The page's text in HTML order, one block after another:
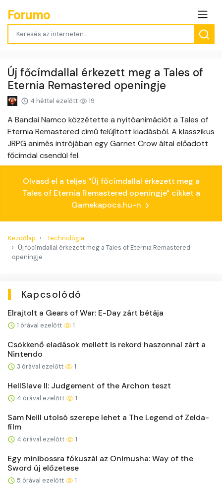
Forumo
Új főcímdallal érkezett meg a Tales of
Eternia Remastered openingje
4 héttel ezelőtt 19
A Bandai Namco közzétette a nyitóanimációt a Tales of
Eternia Remastered című felújított kiadásból. A klasszikus
JRPG animés intrójában egy Garnet Crow által előadott
főcímdal csendül fel.
Olvasd el a teljes "Új főcímdallal érkezett meg a
Tales of Eternia Remastered openingje" cikket a
Gamekapocs.hu-n
Kezdőlap
Technológia
Új főcímdallal érkezett meg a Tales of Eternia Remastered
openingje
Kapcsolódó
Elrajtolt a Gears of War: E-Day zárt bétája
1 órával ezelőtt 1
Csökkenő eladások mellett is rekord haszonnal zárt a
Nintendo
3 órával ezelőtt 1
HellSlave II: Judgement of the Archon teszt
4 órával ezelőtt 1
Sam Neill utolsó szerepe lehet a The Legend of Zelda-
film
4 órával ezelőtt 1
Egy minibossra fókuszál az Onimusha: Way of the
Sword új előzetese
5 órával ezelőtt 1